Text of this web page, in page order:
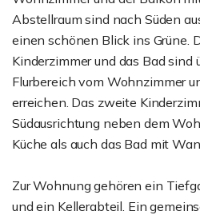
Abstellraum sind nach Süden
einen schönen Blick ins Grüne.
Kinderzimmer und das Bad sind
Flurbereich vom Wohnzimmer
erreichen. Das zweite
Südausrichtung neben dem
Küche als auch das Bad mit
Zur Wohnung gehören ein
und ein Kellerabteil. Ein